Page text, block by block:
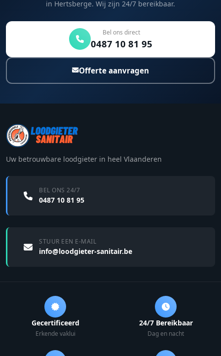
in Hertsberge. Wij zijn 24/7 bereikbaar.
Bel ons direct
0487 10 81 95
Offerte aanvragen
Uw betrouwbare loodgieter in heel Vlaanderen
BEL ONS 24/7
0487 10 81 95
STUUR EEN E-MAIL
info@loodgieter-sanitair.be
Gecertificeerd
Erkende vaklui
24/7 Bereikbaar
Dag en nacht